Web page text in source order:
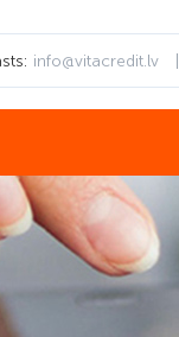
info@vitacredit.lv